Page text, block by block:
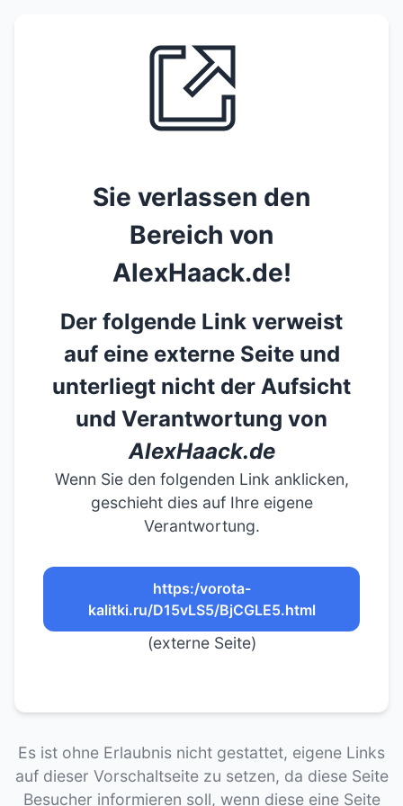
Sie verlassen den
Bereich von
AlexHaack.de!
Der folgende Link verweist
auf eine externe Seite und
unterliegt nicht der Aufsicht
und Verantwortung von
AlexHaack.de
Wenn Sie den folgenden Link anklicken,
geschieht dies auf Ihre eigene
Verantwortung.
https:/vorota-
kalitki.ru/D15vLS5/BjCGLE5.html
(externe Seite)
Es ist ohne Erlaubnis nicht gestattet, eigene Links
auf dieser Vorschaltseite zu setzen, da diese Seite
Besucher informieren soll, wenn diese eine Seite